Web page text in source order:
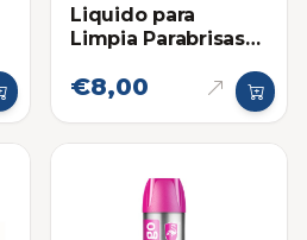
Liquido para
Limpia Parabrisas
€8,00